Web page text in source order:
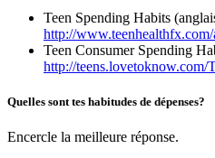
Teen Spending Habits
http://
Teen Consumer Spending
http://teens.lovetoknow.com/
Quelles sont tes habitudes de dépenses?
Encercle la meilleure réponse.